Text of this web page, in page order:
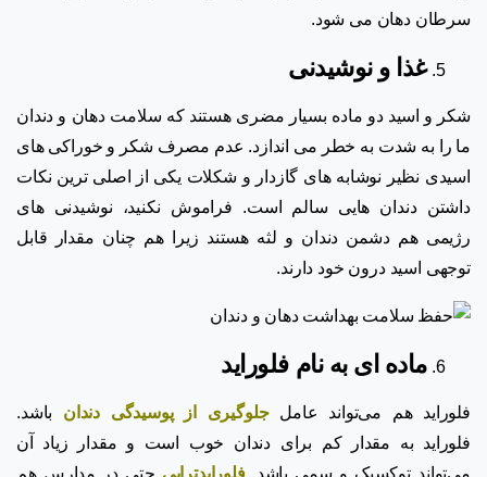
سرطان دهان می شود.
غذا و نوشیدنی
شکر و اسید دو ماده بسیار مضری هستند که سلامت دهان و دندان
ما را به شدت به خطر می اندازد. عدم مصرف شکر و خوراکی های
اسیدی نظیر نوشابه های گازدار و شکلات یکی از اصلی ترین نکات
داشتن دندان هایی سالم است. فراموش نکنید، نوشیدنی های
رژیمی هم دشمن دندان و لثه هستند زیرا هم چنان مقدار قابل
توجهی اسید درون خود دارند.
ماده ای به نام فلوراید
فلوراید هم می‌تواند عاملجلوگیری از پوسیدگی دندان باشد.
فلوراید به مقدار کم برای دندان خوب است و مقدار زیاد آن
می‌تواند توکسیک و سمی ‌باشد.فلورایدتراپی حتی در مدارس هم